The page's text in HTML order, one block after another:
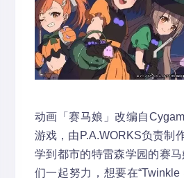
动画「赛马娘」改编自
游戏，由P.A.WORKS负责制
学到都市的特雷森学园的赛
们一起努力，想要在“Twinkle